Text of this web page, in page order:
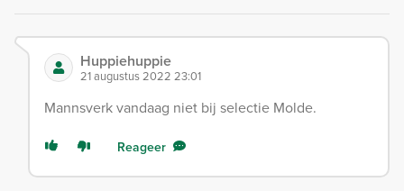
Huppiehuppie
21 augustus 2022 23:01
Mannsverk vandaag niet bij selectie Molde.
Reageer